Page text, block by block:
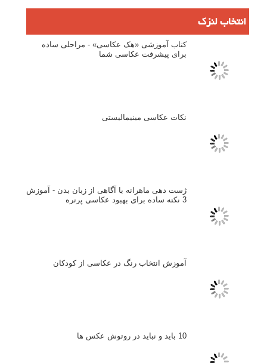
انتخاب لنزک
کتاب آموزشی «هک عکاسی» - مراحلی ساده
برای پیشرفت عکاسی شما
نکات عکاسی مینیمالیستی
ژست دهی ماهرانه با آگاهی از زبان بدن - آموزش
3 نکته ساده برای بهبود عکاسی پرتره
آموزش انتخاب رنگ در عکاسی از کودکان
10 باید و نباید در روتوش عکس ها